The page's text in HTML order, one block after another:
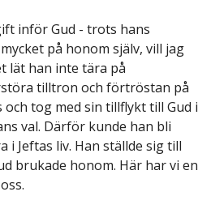
inför Gud - trots hans
på honom själv, vill jag
lät han inte tära på
tilltron och förtröstan på
och tog med sin tillflykt till Gud i
val. Därför kunde han bli
i Jeftas liv. Han ställde sig till
brukade honom. Här har vi en